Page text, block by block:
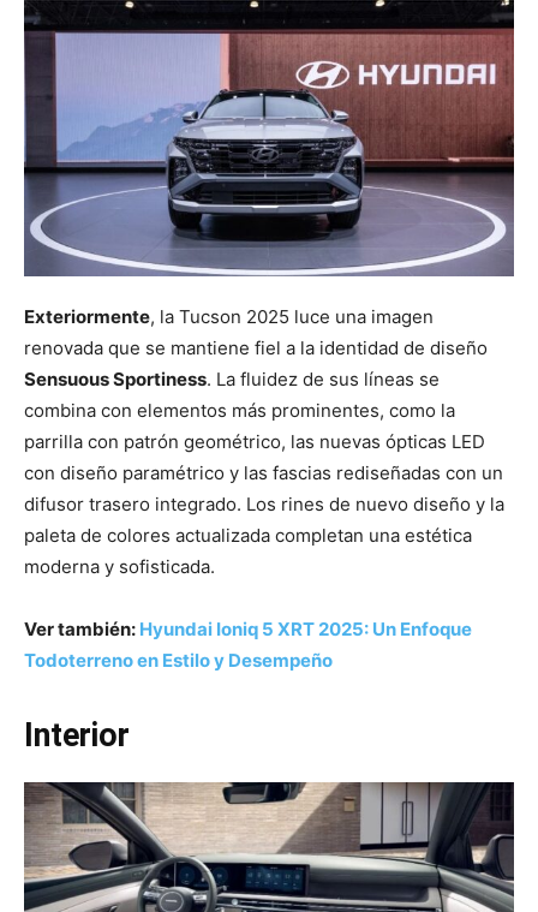
Exteriormente, la Tucson 2025 luce una imagen
renovada que se mantiene fiel a la identidad de diseño
Sensuous Sportiness. La fluidez de sus líneas se
combina con elementos más prominentes, como la
parrilla con patrón geométrico, las nuevas ópticas LED
con diseño paramétrico y las fascias rediseñadas con un
difusor trasero integrado. Los rines de nuevo diseño y la
paleta de colores actualizada completan una estética
moderna y sofisticada.
Ver también: Hyundai Ioniq 5 XRT 2025: Un Enfoque
Todoterreno en Estilo y Desempeño
Interior